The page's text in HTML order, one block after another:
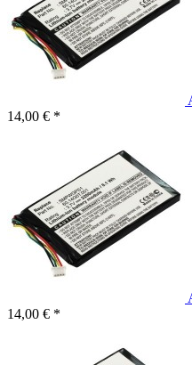
14,00 € *
14,00 € *